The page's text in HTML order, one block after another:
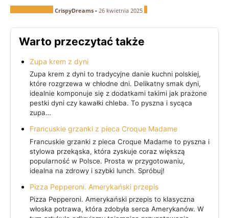
CrispyDreams - 26 kwietnia 2025
Warto przeczytać także
Zupa krem z dyni
Zupa krem z dyni to tradycyjne danie kuchni polskiej,
które rozgrzewa w chłodne dni. Delikatny smak dyni,
idealnie komponuje się z dodatkami takimi jak prażone
pestki dyni czy kawałki chleba. To pyszna i sycąca
zupa…
Francuskie grzanki z pieca Croque Madame
Francuskie grzanki z pieca Croque Madame to pyszna i
stylowa przekąska, która zyskuje coraz większą
popularność w Polsce. Prosta w przygotowaniu,
idealna na zdrowy i szybki lunch. Spróbuj!
Pizza Pepperoni. Amerykański przepis
Pizza Pepperoni. Amerykański przepis to klasyczna
włoska potrawa, która zdobyła serca Amerykanów. W